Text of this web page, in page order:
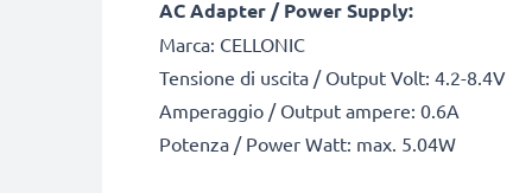
AC Adapter / Power Supply:
Marca: CELLONIC
Tensione di uscita / Output Volt: 4.2-8.4V
Amperaggio / Output ampere: 0.6A
Potenza / Power Watt: max. 5.04W